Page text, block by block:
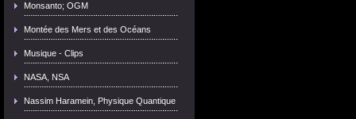
Monsanto; OGM
Montée des Mers et des Océans
Musique - Clips
NASA, NSA
Nassim Haramein, Physique Quantique